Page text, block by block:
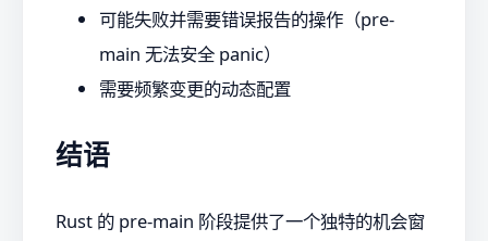
可能失败并需要错误报告的操作（pre-
main 无法安全 panic）
需要频繁变更的动态配置
结语
Rust 的 pre-main 阶段提供了一个独特的机会窗